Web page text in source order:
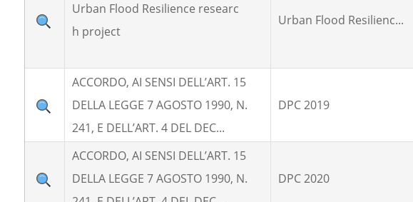
Urban Flood Resilience researc
h project
Urban Flood Resilienc...
ACCORDO, AI SENSI DELL’ART. 15
DELLA LEGGE 7 AGOSTO 1990, N.
241, E DELL’ART. 4 DEL DEC...
DPC 2019
ACCORDO, AI SENSI DELL’ART. 15
DELLA LEGGE 7 AGOSTO 1990, N.
DPC 2020